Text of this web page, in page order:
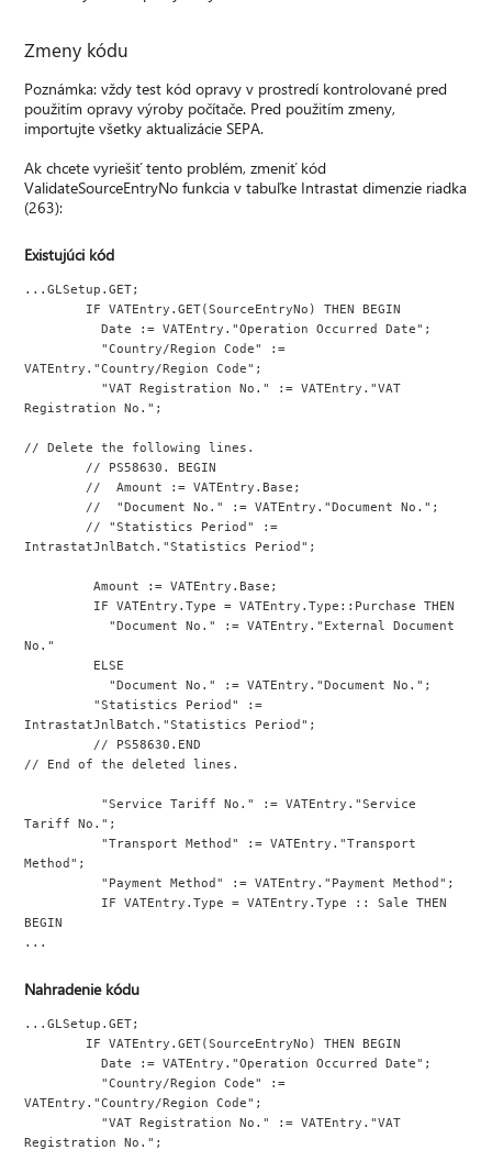
Zmeny kódu
Poznámka: vždy test kód opravy v prostredí kontrolované pred
použitím opravy výroby počítače. Pred použitím zmeny,
importujte všetky aktualizácie SEPA.
Ak chcete vyriešiť tento problém, zmeniť kód
ValidateSourceEntryNo funkcia v tabuľke Intrastat dimenzie riadka
(263):
Existujúci kód
...GLSetup.GET;
        IF VATEntry.GET(SourceEntryNo) THEN BEGIN
          Date := VATEntry."Operation Occurred Date";
VATEntry."Country/Region Code";
Registration No.";
// Delete the following lines.
        // PS58630. BEGIN
        //  Amount := VATEntry.Base;
        //  "Document No." := VATEntry."Document No.";
IntrastatJnlBatch."Statistics Period";
         Amount := VATEntry.Base;
         IF VATEntry.Type = VATEntry.Type::Purchase THEN
No."
         ELSE
           "Document No." := VATEntry."Document No.";
IntrastatJnlBatch."Statistics Period";
         // PS58630.END
// End of the deleted lines.
Tariff No.";
Method";
          "Payment Method" := VATEntry."Payment Method";
BEGIN
...
Nahradenie kódu
...GLSetup.GET;
        IF VATEntry.GET(SourceEntryNo) THEN BEGIN
          Date := VATEntry."Operation Occurred Date";
VATEntry."Country/Region Code";
Registration No.";